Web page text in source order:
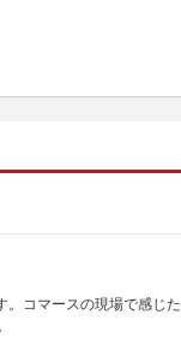
コマースの現場で感じた